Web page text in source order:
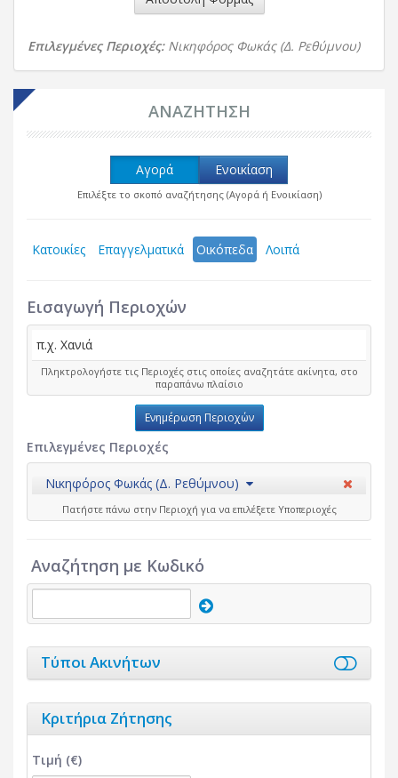
Επιλεγμένες Περιοχές: Νικηφόρος Φωκάς (Δ. Ρεθύμνου)
ΑΝΑΖΗΤΗΣΗ
Αγορά Ενοικίαση
Επιλέξτε το σκοπό αναζήτησης (Αγορά ή Ενοικίαση)
Κατοικίες Επαγγελματικά Οικόπεδα Λοιπά
Εισαγωγή Περιοχών
Πληκτρολογήστε τις Περιοχές στις οποίες αναζητάτε ακίνητα, στο
παραπάνω πλαίσιο
Ενημέρωση Περιοχών
Επιλεγμένες Περιοχές
Νικηφόρος Φωκάς (Δ. Ρεθύμνου)
Πατήστε πάνω στην Περιοχή για να επιλέξετε Υποπεριοχές
Αναζήτηση με Κωδικό
Τύποι Ακινήτων
Κριτήρια Ζήτησης
Τιμή (€)